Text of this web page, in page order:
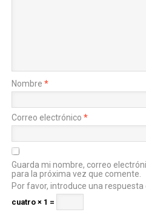
Nombre *
Correo electrónico *
Guarda mi nombre, correo
para la próxima vez que comente.
Por favor, introduce una respuesta
cuatro × 1 =